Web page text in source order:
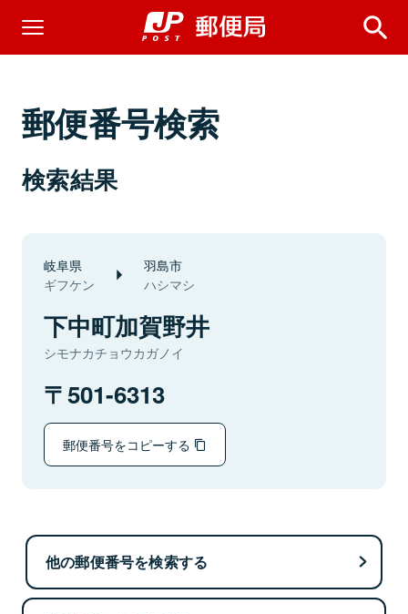
郵便番号検索
検索結果
岐阜県
ギフケン
羽島市
ハシマシ
下中町加賀野井
シモナカチョウカガノイ
501-6313
郵便番号をコピーする
他の郵便番号を検索する